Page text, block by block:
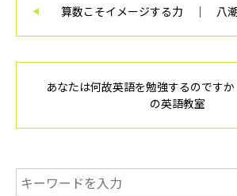
算数こそイメージする力 ｜ 八
あなたは何故英語を勉強するので
の英語教室